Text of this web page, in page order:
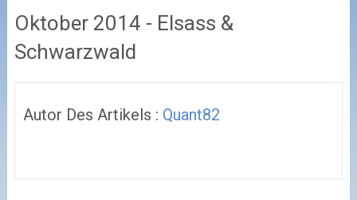
Oktober 2014 - Elsass &
Schwarzwald
Autor Des Artikels : Quant82